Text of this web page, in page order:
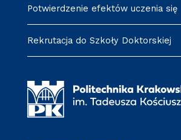
Potwierdzenie efektów uczenia się
Rekrutacja do Szkoły Doktorskiej